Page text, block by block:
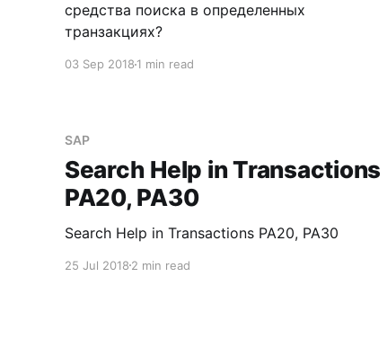
средства поиска в определенных
транзакциях?
03 Sep 2018 1 min read
SAP
Search Help in Transactions
PA20, PA30
Search Help in Transactions PA20, PA30
25 Jul 2018 2 min read